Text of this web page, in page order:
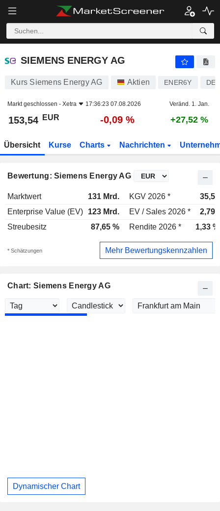
SIEMENS ENERGY AG
SIEMENS ENERGY AG
Kurs Siemens Energy AG Aktien ENER6Y
Markt geschlossen - Xetra 17:36:23 07.08.2026 Veränd. 1. Jan.
153,54 EUR -0,09 % +27,52 %
Übersicht Kurse Charts Nachrichten
Bewertung: Siemens Energy AG
Marktwert 131 Mrd. KGV 2026 *
35,5x
Enterprise Value (EV)
123 Mrd. EV / Sales 2026 *
2,79x
Streubesitz
87,65 % Rendite 2026 * 1,33 %
* Schätzungen Mehr Bewertungskennzahlen
Chart: Siemens Energy AG
Dynamischer Chart